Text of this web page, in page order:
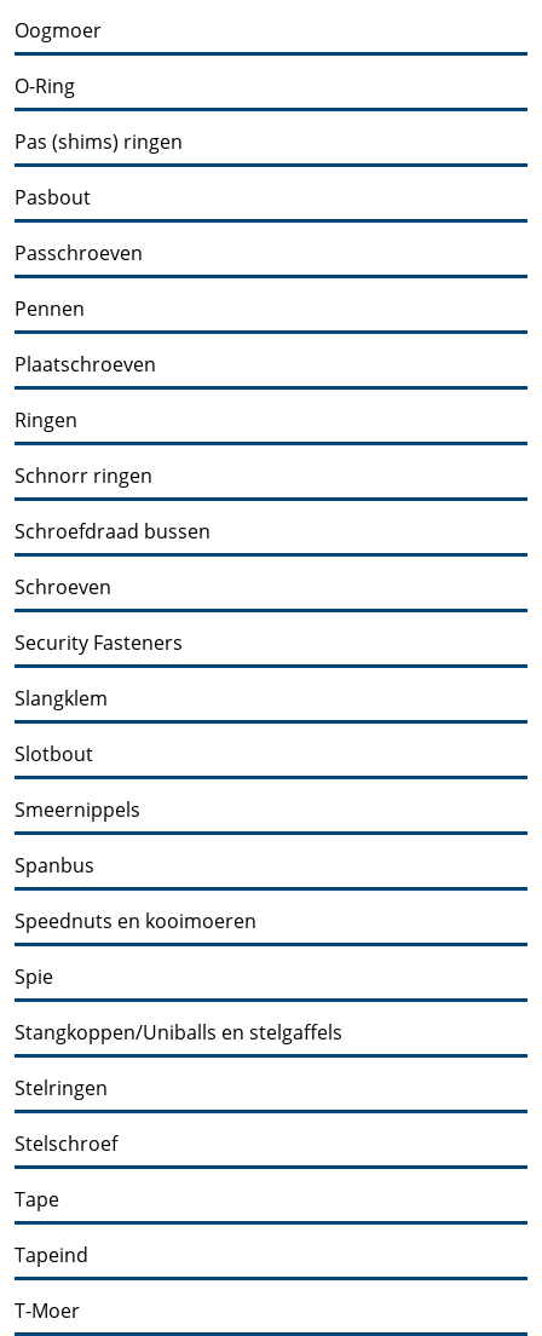
Oogmoer
O-Ring
Pas (shims) ringen
Pasbout
Passchroeven
Pennen
Plaatschroeven
Ringen
Schnorr ringen
Schroefdraad bussen
Schroeven
Security Fasteners
Slangklem
Slotbout
Smeernippels
Spanbus
Speednuts en kooimoeren
Spie
Stangkoppen/Uniballs en stelgaffels
Stelringen
Stelschroef
Tape
Tapeind
T-Moer